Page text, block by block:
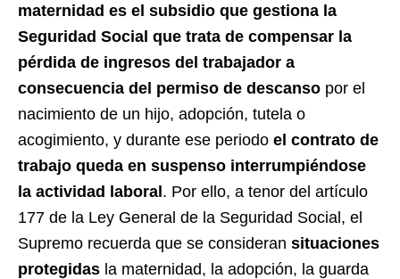
maternidad es el subsidio que gestiona la
Seguridad Social que trata de compensar la
pérdida de ingresos del trabajador a
consecuencia del permiso de descanso por el
nacimiento de un hijo, adopción, tutela o
acogimiento, y durante ese periodo el contrato de
trabajo queda en suspenso interrumpiéndose
la actividad laboral. Por ello, a tenor del artículo
177 de la Ley General de la Seguridad Social, el
Supremo recuerda que se consideran situaciones
protegidas la maternidad, la adopción, la guarda